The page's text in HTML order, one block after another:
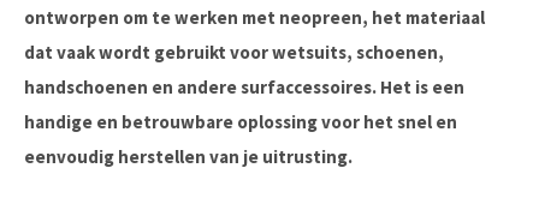
ontworpen om te werken met neopreen, het materiaal
dat vaak wordt gebruikt voor wetsuits, schoenen,
handschoenen en andere surfaccessoires. Het is een
handige en betrouwbare oplossing voor het snel en
eenvoudig herstellen van je uitrusting.